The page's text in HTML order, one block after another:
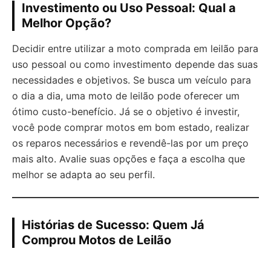
Investimento ou Uso Pessoal: Qual a
Melhor Opção?
Decidir entre utilizar a moto comprada em leilão para
uso pessoal ou como investimento depende das suas
necessidades e objetivos. Se busca um veículo para
o dia a dia, uma moto de leilão pode oferecer um
ótimo custo-benefício. Já se o objetivo é investir,
você pode comprar motos em bom estado, realizar
os reparos necessários e revendê-las por um preço
mais alto. Avalie suas opções e faça a escolha que
melhor se adapta ao seu perfil.
Histórias de Sucesso: Quem Já
Comprou Motos de Leilão